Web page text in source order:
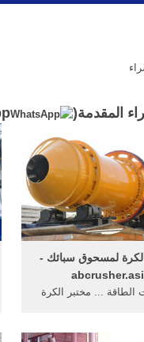
المقدمة(
لمسحوق سبائك -
الطاقة ... مختبر الكرة